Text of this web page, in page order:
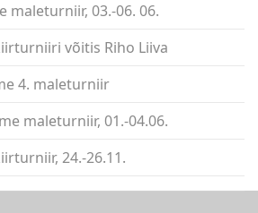
maleturniir, 03.-06. 06.
võitis Riho Liiva
4. maleturniir
maleturniir, 01.-04.06.
24.-26.11.